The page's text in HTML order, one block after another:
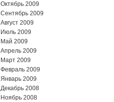
Октябрь 2009
Сентябрь 2009
Август 2009
Июль 2009
Май 2009
Апрель 2009
Март 2009
Февраль 2009
Январь 2009
Декабрь 2008
Ноябрь 2008